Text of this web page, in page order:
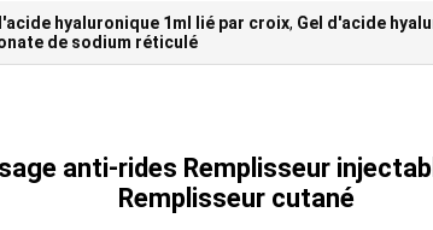
hyaluronique 1ml lié par croix, Gel d'acide
de sodium réticulé
anti-rides Remplisseur
Remplisseur cutané